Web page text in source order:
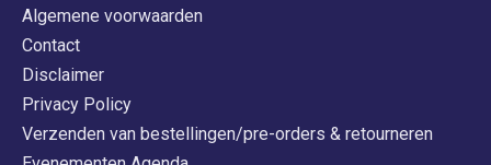
Algemene voorwaarden
Contact
Disclaimer
Privacy Policy
Verzenden van bestellingen/pre-orders & retourneren